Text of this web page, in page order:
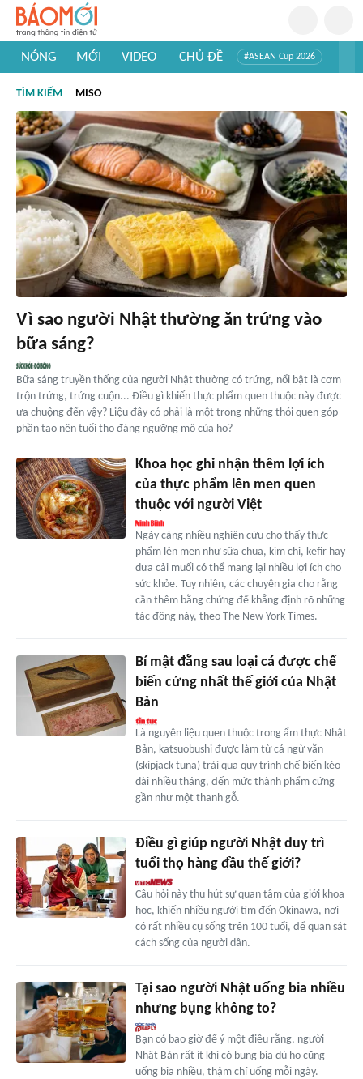
NÓNG MỚI VIDEO CHỦ ĐỀ #ASEAN Cup 2026
#Khám phá thế giới
TÌM KIẾM MISO
Vì sao người Nhật thường ăn trứng vào
bữa sáng?
Bữa sáng truyền thống của người Nhật thường có trứng, nổi bật là cơm
trộn trứng, trứng cuộn... Điều gì khiến thực phẩm quen thuộc này được
ưa chuộng đến vậy? Liệu đây có phải là một trong những thói quen góp
phần tạo nên tuổi thọ đáng ngưỡng mộ của họ?
Khoa học ghi nhận thêm lợi ích
của thực phẩm lên men quen
thuộc với người Việt
Ngày càng nhiều nghiên cứu cho thấy thực
phẩm lên men như sữa chua, kim chi, kefir hay
dưa cải muối có thể mang lại nhiều lợi ích cho
sức khỏe. Tuy nhiên, các chuyên gia cho rằng
cần thêm bằng chứng để khẳng định rõ những
tác động này, theo The New York Times.
Bí mật đằng sau loại cá được chế
biến cứng nhất thế giới của Nhật
Bản
Là nguyên liệu quen thuộc trong ẩm thực Nhật
Bản, katsuobushi được làm từ cá ngừ vằn
(skipjack tuna) trải qua quy trình chế biến kéo
dài nhiều tháng, đến mức thành phẩm cứng
gần như một thanh gỗ.
Điều gì giúp người Nhật duy trì
tuổi thọ hàng đầu thế giới?
Câu hỏi này thu hút sự quan tâm của giới khoa
học, khiến nhiều người tìm đến Okinawa, nơi
có rất nhiều cụ sống trên 100 tuổi, để quan sát
cách sống của người dân.
Tại sao người Nhật uống bia nhiều
nhưng bụng không to?
Bạn có bao giờ để ý một điều rằng, người
Nhật Bản rất ít khi có bụng bia dù họ cũng
uống bia nhiều, thậm chí uống mỗi ngày.